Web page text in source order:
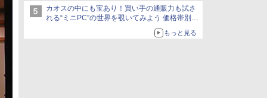
カオスの中にも宝あり！買い手の通販力も試さ
れる“ミニPC”の世界を覗いてみよう 価格帯別に
仕様や特徴を整理、11製品をピックアップ text
もっと見る